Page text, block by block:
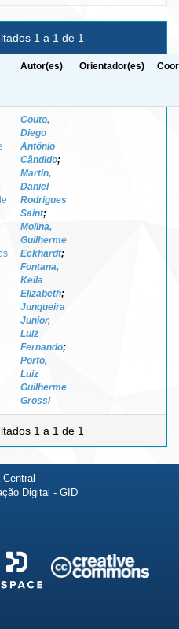
1 a 1 de 1
Autor(es) Orientador(es)
Couto,
Diego
Antônio
Cândido;
Martin,
Daniel
Rodrigues
Saint;
Molina,
Guilherme
Eckhardt;
Fontana,
Keila
Elizabeth;
Junqueira
Junior,
Luiz
Fernando;
Porto,
Luiz
Guilherme
Grossi
- -
1 a 1 de 1
Digital - GID